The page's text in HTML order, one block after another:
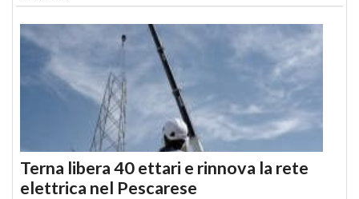
Terna libera 40 ettari e rinnova la rete
elettrica nel Pescarese